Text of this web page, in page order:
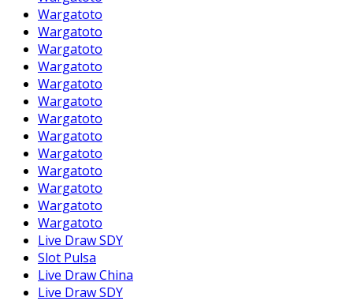
Wargatoto
Wargatoto
Wargatoto
Wargatoto
Wargatoto
Wargatoto
Wargatoto
Wargatoto
Wargatoto
Wargatoto
Wargatoto
Wargatoto
Wargatoto
Live Draw SDY
Slot Pulsa
Live Draw China
Live Draw SDY